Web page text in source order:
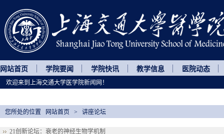
网站首页 学院要闻 学院快讯 教学信息 医院动态
21创新论坛：衰老的神经生物学机制
您所处的位置 网站首页 > 讲座论坛
欢迎来到上海交通大学医学院新闻网！